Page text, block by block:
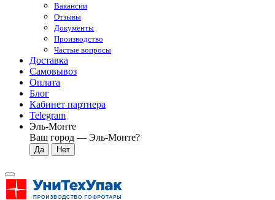
Вакансии
Отзывы
Документы
Производство
Частые вопросы
Доставка
Самовывоз
Оплата
Блог
Кабинет партнера
Telegram
Эль-Монте
Ваш город — Эль-Монте?